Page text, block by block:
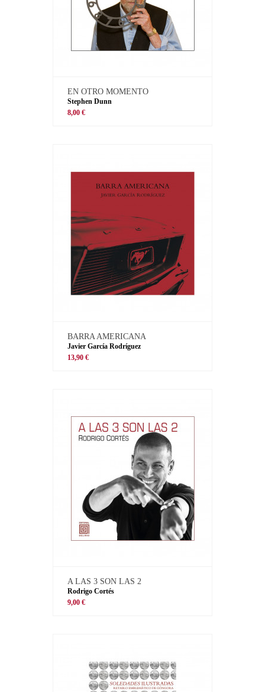
EN OTRO MOMENTO
Stephen Dunn
8,00 €
BARRA AMERICANA
Javier García Rodríguez
13,90 €
A LAS 3 SON LAS 2
Rodrigo Cortés
9,00 €